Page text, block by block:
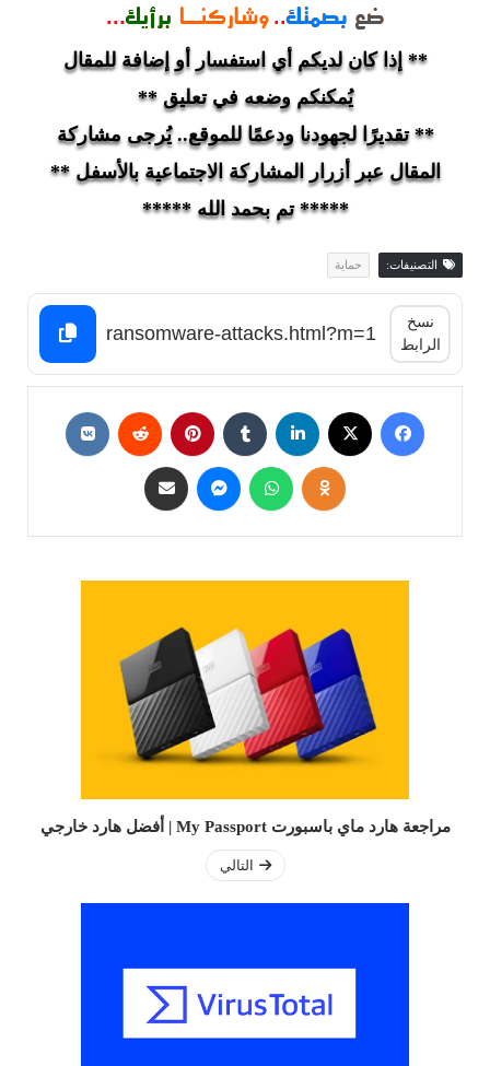
** إذا كان لديكم أي استفسار أو إضافة للمقال
يُمكنكم وضعه في تعليق **
** تقديرًا لجهودنا ودعمًا للموقع.. يُرجى مشاركة
المقال عبر أزرار المشاركة الاجتماعية بالأسفل **
***** تم بحمد الله *****
التصنيفات: حماية
نسخ
الرابط
مراجعة هارد ماي باسبورت My Passport | أفضل هارد خارجي
التالي